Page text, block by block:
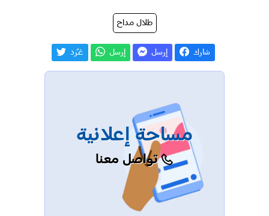
طلال مداح
شارك إرسل إرسل غـّرد
مساحة إعلانية
تواصل معنا